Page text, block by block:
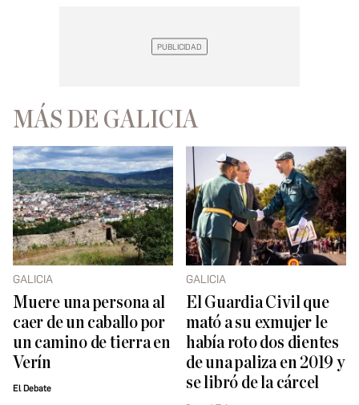
MÁS DE GALICIA
GALICIA
Muere una persona al
caer de un caballo por
un camino de tierra en
Verín
El Debate
GALICIA
El Guardia Civil que
mató a su exmujer le
había roto dos dientes
de una paliza en 2019 y
se libró de la cárcel